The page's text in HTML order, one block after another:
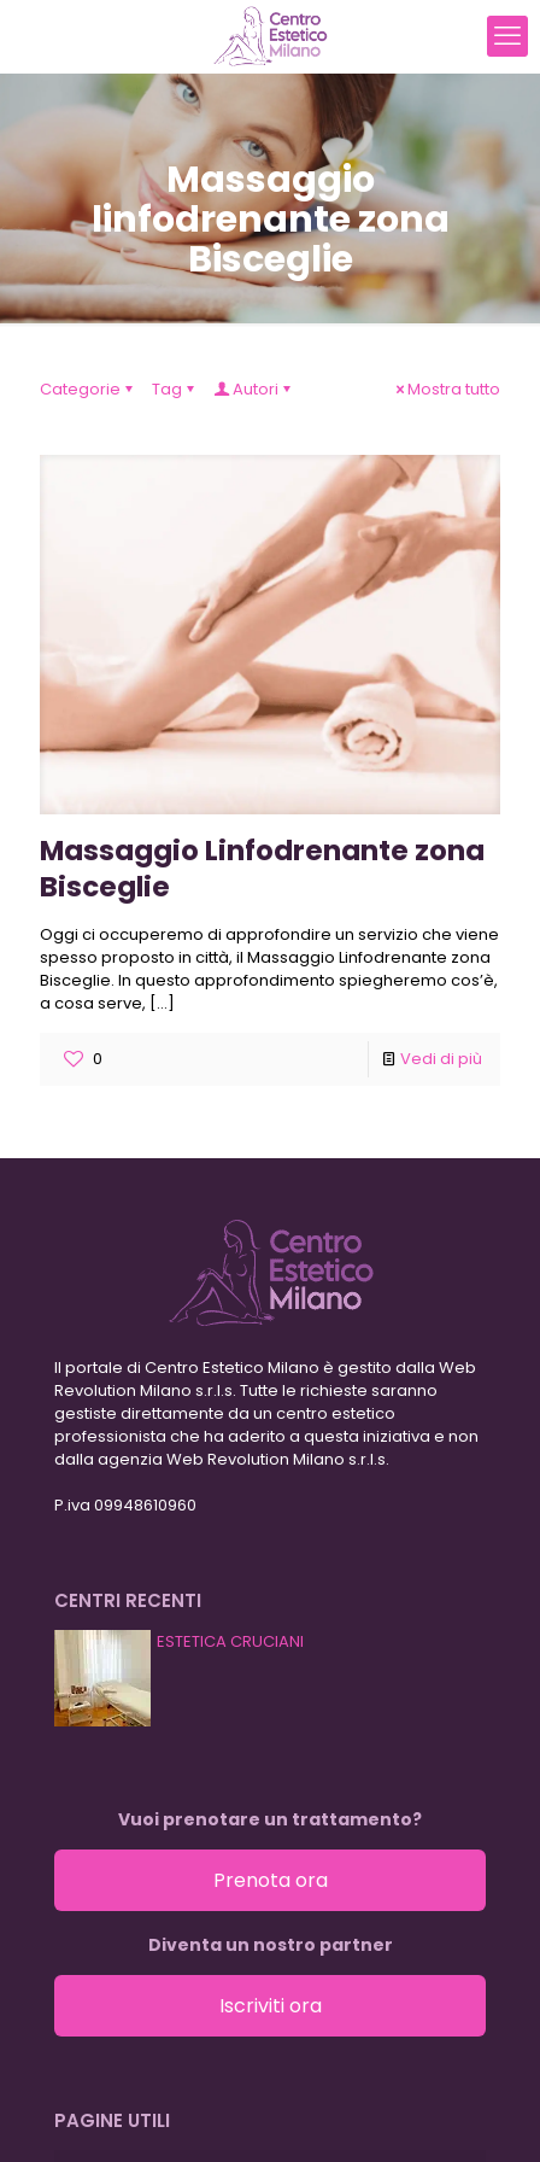
Massaggio
linfodrenante zona
Bisceglie
Categorie Tag Autori Mostra tutto
Massaggio Linfodrenante zona
Bisceglie
Oggi ci occuperemo di approfondire un servizio che viene
spesso proposto in città, il Massaggio Linfodrenante zona
Bisceglie. In questo approfondimento spiegheremo cos’è,
a cosa serve, […]
0 Vedi di più
Il portale di Centro Estetico Milano è gestito dalla Web
Revolution Milano s.r.l.s. Tutte le richieste saranno
gestiste direttamente da un centro estetico
professionista che ha aderito a questa iniziativa e non
dalla agenzia Web Revolution Milano s.r.l.s.
P.iva 09948610960
CENTRI RECENTI
ESTETICA CRUCIANI
Vuoi prenotare un trattamento?
Prenota ora
Diventa un nostro partner
Iscriviti ora
PAGINE UTILI